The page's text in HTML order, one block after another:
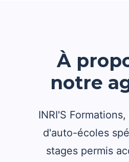
À
notre
INRI'S
d'auto-écoles
stages permis